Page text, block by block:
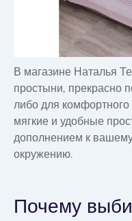
В магазине Наталья
простыни, прекрасно
либо для
мягкие и удобные
дополнением к
окружению.
Почему